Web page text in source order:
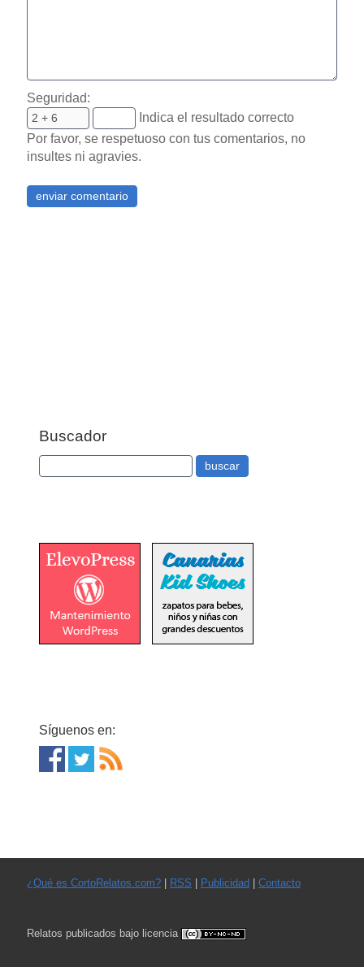
Seguridad:
Indica el resultado correcto
Por favor, se respetuoso con tus comentarios, no
insultes ni agravies.
Buscador
Síguenos en:
¿Qué es CortoRelatos.com?| RSS Publicidad Contacto
Relatos publicados bajo licencia